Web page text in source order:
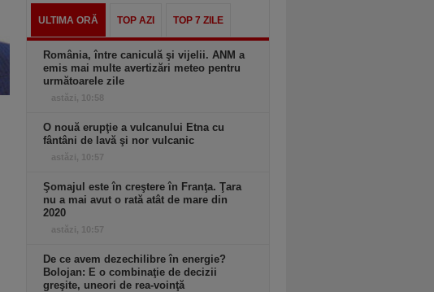
ULTIMA ORĂ TOP AZI TOP 7 ZILE
România, între caniculă şi vijelii. ANM a
emis mai multe avertizări meteo pentru
următoarele zile
astăzi, 10:58
O nouă erupţie a vulcanului Etna cu
fântâni de lavă şi nor vulcanic
astăzi, 10:57
Şomajul este în creştere în Franţa. Ţara
nu a mai avut o rată atât de mare din
2020
astăzi, 10:57
De ce avem dezechilibre în energie?
Bolojan: E o combinaţie de decizii
greşite, uneori de rea-voinţă